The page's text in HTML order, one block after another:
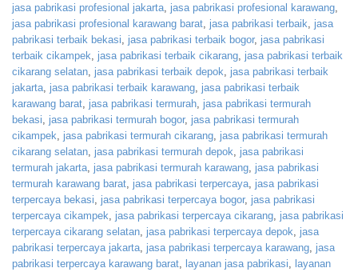
jasa pabrikasi profesional jakarta jasa pabrikasi profesional karawang
jasa pabrikasi profesional karawang barat jasa pabrikasi terbaik
jasa
pabrikasi terbaik bekasi
jasa pabrikasi terbaik bogor, jasa pabrikasi
terbaik cikampek
jasa pabrikasi terbaik cikarang jasa pabrikasi terbaik
cikarang selatan jasa pabrikasi terbaik depok
jasa pabrikasi terbaik
jakarta jasa pabrikasi terbaik karawang jasa pabrikasi terbaik
karawang barat jasa pabrikasi termurah jasa pabrikasi termurah
bekasi
jasa pabrikasi termurah bogor, jasa pabrikasi termurah
cikampek
jasa pabrikasi termurah cikarang jasa pabrikasi termurah
cikarang selatan jasa pabrikasi termurah depok
jasa pabrikasi
termurah jakarta jasa pabrikasi termurah karawang jasa pabrikasi
termurah karawang barat jasa pabrikasi terpercaya jasa pabrikasi
terpercaya bekasi
jasa pabrikasi terpercaya bogor, jasa pabrikasi
terpercaya cikampek
jasa pabrikasi terpercaya cikarang jasa pabrikasi
terpercaya cikarang selatan jasa pabrikasi terpercaya depok
jasa
pabrikasi terpercaya jakarta jasa pabrikasi terpercaya karawang jasa
pabrikasi terpercaya karawang barat layanan jasa pabrikasi
layanan